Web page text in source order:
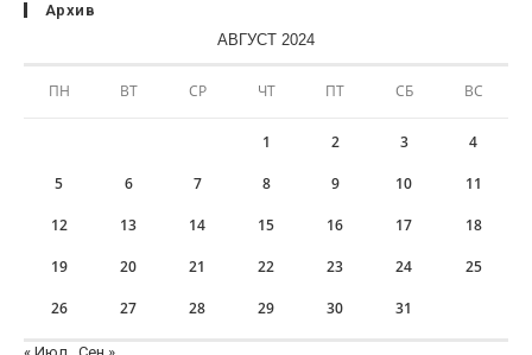
Архив
АВГУСТ 2024
ПН ВТ СР ЧТ ПТ СБ ВС
1 2 3 4
5 6 7 8 9 10 11
12 13 14 15 16 17 18
19 20 21 22 23 24 25
26 27 28 29 30 31